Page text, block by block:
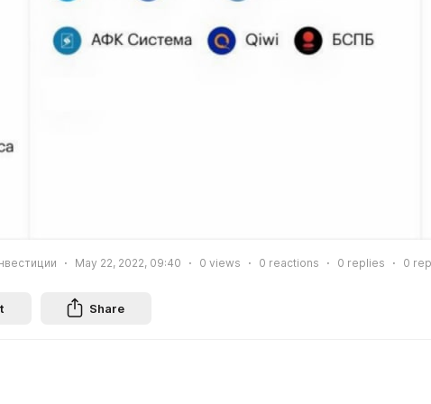
May 22, 2022, 09:40 0 views 0 reactions 0 replies 0
Share